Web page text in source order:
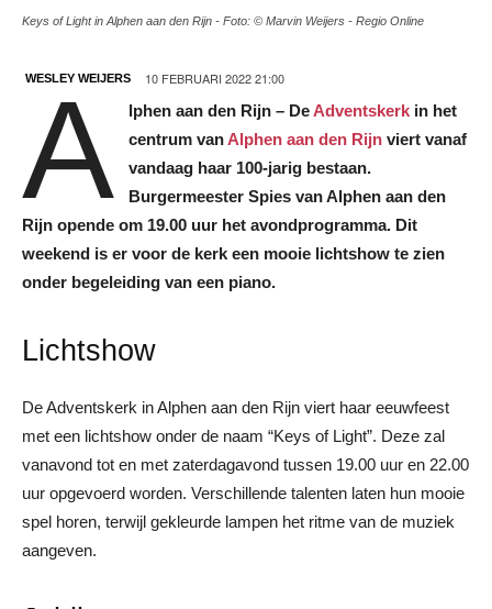
Keys of Light in Alphen aan den Rijn - Foto: © Marvin Weijers - Regio Online
WESLEY WEIJERS 10 FEBRUARI 2022 21:00
A lphen aan den Rijn – DeAdventskerkin het
centrum vanAlphen aan den Rijnviert vanaf
vandaag haar 100-jarig bestaan.
Burgermeester Spies van Alphen aan den
Rijn opende om 19.00 uur het avondprogramma. Dit
weekend is er voor de kerk een mooie lichtshow te zien
onder begeleiding van een piano.
Lichtshow
De Adventskerk in Alphen aan den Rijn viert haar eeuwfeest
met een lichtshow onder de naam “Keys of Light”. Deze zal
vanavond tot en met zaterdagavond tussen 19.00 uur en 22.00
uur opgevoerd worden. Verschillende talenten laten hun mooie
spel horen, terwijl gekleurde lampen het ritme van de muziek
aangeven.